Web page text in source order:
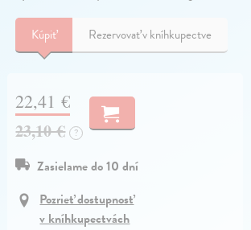
Kúpiť Rezervovať v kníhkupectve
22,41 €
23,10 € ?
Zasielame do 10 dní
Pozrieť dostupnosť
v kníhkupectvách